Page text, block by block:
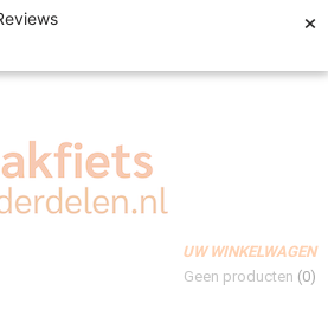
×
UW WINKELWAGEN
Geen producten (0)